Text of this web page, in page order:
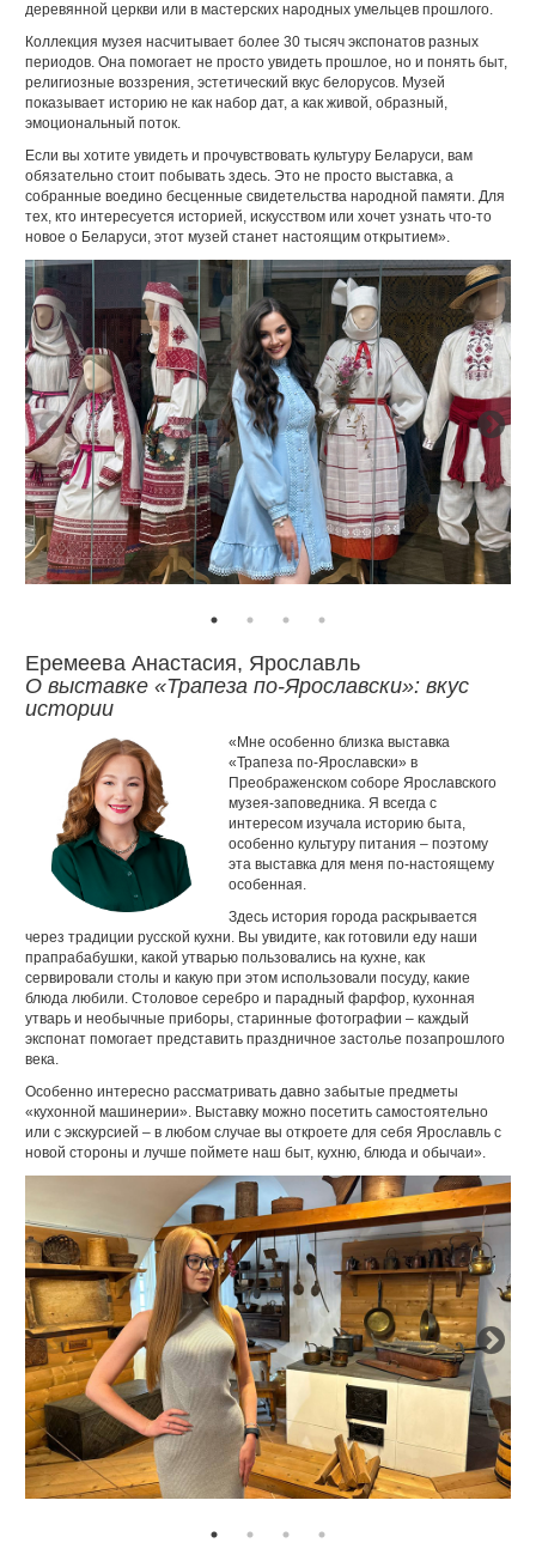
деревянной церкви или в мастерских народных умельцев прошлого.
Коллекция музея насчитывает более 30 тысяч экспонатов разных
периодов. Она помогает не просто увидеть прошлое, но и понять быт,
религиозные воззрения, эстетический вкус белорусов. Музей
показывает историю не как набор дат, а как живой, образный,
эмоциональный поток.
Если вы хотите увидеть и прочувствовать культуру Беларуси, вам
обязательно стоит побывать здесь. Это не просто выставка, а
собранные воедино бесценные свидетельства народной памяти. Для
тех, кто интересуется историей, искусством или хочет узнать что-то
новое о Беларуси, этот музей станет настоящим открытием».
Еремеева Анастасия, Ярославль
О выставке «Трапеза по-Ярославски»: вкус
истории
«Мне особенно близка выставка
«Трапеза по-Ярославски» в
Преображенском соборе Ярославского
музея-заповедника. Я всегда с
интересом изучала историю быта,
особенно культуру питания – поэтому
эта выставка для меня по-настоящему
особенная.
Здесь история города раскрывается
через традиции русской кухни. Вы увидите, как готовили еду наши
прапрабабушки, какой утварью пользовались на кухне, как
сервировали столы и какую при этом использовали посуду, какие
блюда любили. Столовое серебро и парадный фарфор, кухонная
утварь и необычные приборы, старинные фотографии – каждый
экспонат помогает представить праздничное застолье позапрошлого
века.
Особенно интересно рассматривать давно забытые предметы
«кухонной машинерии». Выставку можно посетить самостоятельно
или с экскурсией – в любом случае вы откроете для себя Ярославль с
новой стороны и лучше поймете наш быт, кухню, блюда и обычаи».